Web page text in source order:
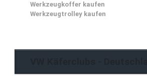
Werkzeugkoffer kaufen
Werkzeugtrolley kaufen